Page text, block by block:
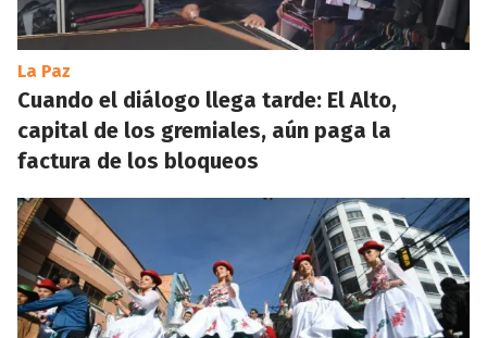
La Paz
Cuando el diálogo llega tarde: El Alto,
capital de los gremiales, aún paga la
factura de los bloqueos